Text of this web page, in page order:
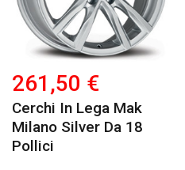
261,50 €
Cerchi In Lega Mak
Milano Silver Da 18
Pollici